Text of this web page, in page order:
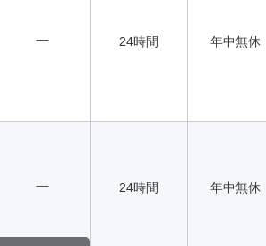
ー 24時間 年中無休
ー 24時間 年中無休